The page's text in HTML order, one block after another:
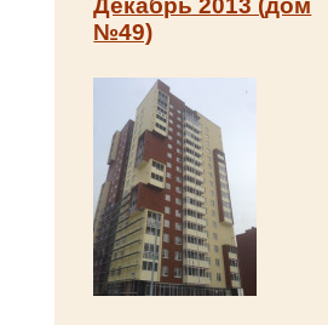
Декабрь 2013 (дом
№49)